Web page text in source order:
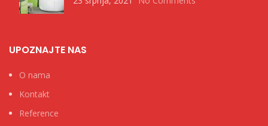
UPOZNAJTE NAS
O nama
Kontakt
Reference